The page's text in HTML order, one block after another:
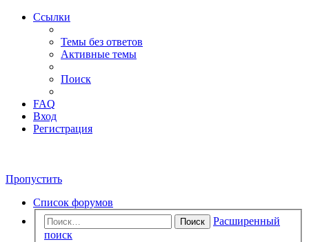
Ссылки
Темы без ответов
Активные темы
Поиск
FAQ
Вход
Регистрация
Пропустить
Список форумов
Поиск
Расширенный
поиск